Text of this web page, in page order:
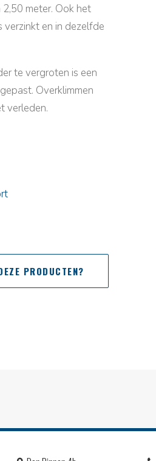
meter. Ook het
verzinkt en in dezelfde
te vergroten is een
Overklimmen
verleden.
PRODUCTEN?